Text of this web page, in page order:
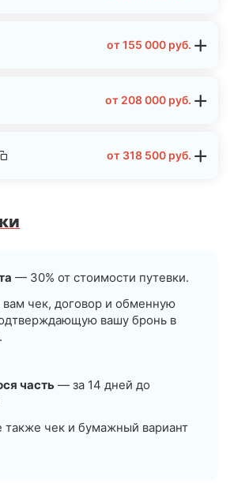
от155 000 руб.
от 208 000 руб.
от 318 500 руб.
— 30% от стоимости путевки.
чек, договор и обменную
вашу бронь в
часть — за 14 дней до
также чек и бумажный вариант